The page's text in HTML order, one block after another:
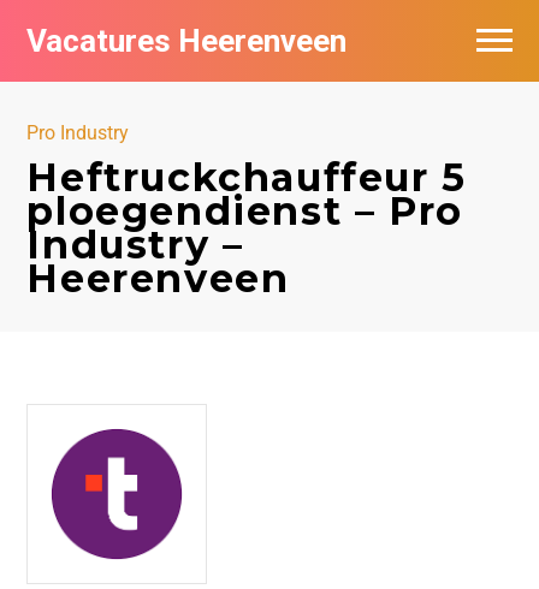
Vacatures Heerenveen
Pro Industry
Heftruckchauffeur 5
ploegendienst – Pro
Industry –
Heerenveen
Vacatures per bedrijf
De populairste vacatures in Heerenveen
Nieuwsbrief feed